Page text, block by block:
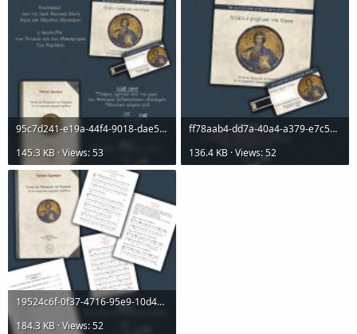
95c7d241-e19a-44f4-9018-dae58edcdef9.jfif.jpg
145.3 KB · Views: 53
ff78aab4-dd7a-40a4-a379-e7c5453e7ad3.jfif.jpg
136.4 KB · Views: 52
19524c6f-0f37-4716-95e9-10d41b410212.jfif.jpg
184.3 KB · Views: 52